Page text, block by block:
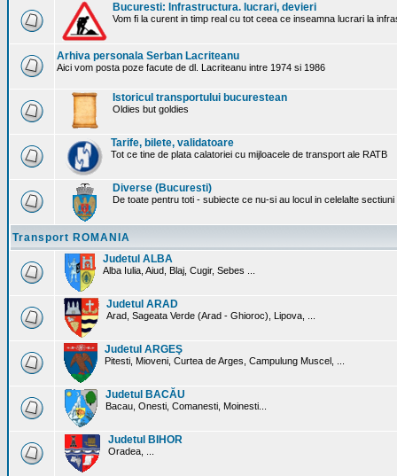
Bucuresti: Infrastructura. lucrari, devieri
Vom fi la curent in timp real cu tot ceea ce inseamna lucrari la
Arhiva personala Serban Lacriteanu
Aici vom posta poze facute de dl. Lacriteanu intre 1974 si 1986
Istoricul transportului bucurestean
Oldies but goldies
Tarife, bilete, validatoare
Tot ce tine de plata calatoriei cu mijloacele de transport ale RATB
Diverse (Bucuresti)
De toate pentru toti - subiecte ce nu-si au locul in celelalte
Transport ROMANIA
Judetul ALBA
Alba Iulia, Aiud, Blaj, Cugir, Sebes ...
Judetul ARAD
Arad, Sageata Verde (Arad - Ghioroc), Lipova, ...
Judetul ARGEŞ
Pitesti, Mioveni, Curtea de Arges, Campulung Muscel, ...
Judetul BACĂU
Bacau, Onesti, Comanesti, Moinesti...
Judetul BIHOR
Oradea, ...